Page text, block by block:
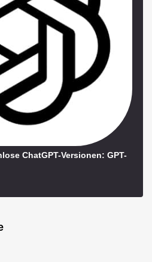
ChatGPT-Versionen: GPT-